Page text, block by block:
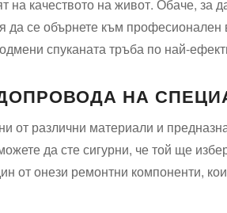
качеството на живот. Обаче, за
се обърнете към професионален
спуканата тръба по най-
НА
от различни материали и
да сте сигурни, че той ще
от онези ремонтни компоненти,